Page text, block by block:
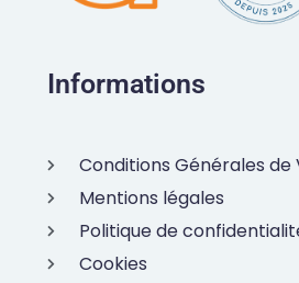
Informations
Conditions Générales de
Mentions légales
Politique de
Cookies